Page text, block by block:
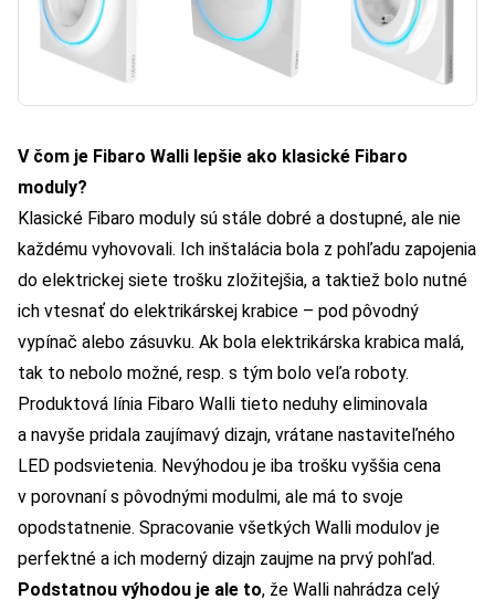
V čom je Fibaro Walli lepšie ako klasické Fibaro
moduly?
Klasické Fibaro moduly sú stále dobré a dostupné, ale nie
každému vyhovovali. Ich inštalácia bola z pohľadu zapojenia
do elektrickej siete trošku zložitejšia, a taktiež bolo nutné
ich vtesnať do elektrikárskej krabice – pod pôvodný
vypínač alebo zásuvku. Ak bola elektrikárska krabica malá,
tak to nebolo možné, resp. s tým bolo veľa roboty.
Produktová línia Fibaro Walli tieto neduhy eliminovala
a navyše pridala zaujímavý dizajn, vrátane nastaviteľného
LED podsvietenia. Nevýhodou je iba trošku vyššia cena
v porovnaní s pôvodnými modulmi, ale má to svoje
opodstatnenie. Spracovanie všetkých Walli modulov je
perfektné a ich moderný dizajn zaujme na prvý pohľad.
Podstatnou výhodou je ale to, že Walli nahrádza celý